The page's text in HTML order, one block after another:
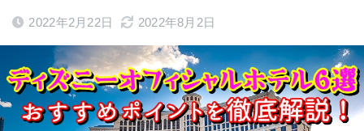
2022年2月22日 2022年8月2日